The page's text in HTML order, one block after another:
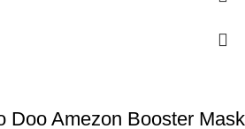
Doo Amezon Booster Mask